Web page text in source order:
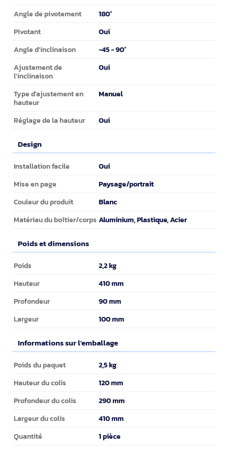
Angle de pivotement
180°
Pivotant Oui
Angle d'inclinaison -45 - 90°
Ajustement de
l'inclinaison
Oui
Type d'ajustement en
hauteur
Manuel
Réglage de la hauteur Oui
Design
Design
Installation facile Oui
Mise en page Paysage/portrait
Couleur du produit Blanc
Matériau du boîtier/corps Aluminium, Plastique, Acier
Poids et dimensions
Poids et dimensions
Poids 2,2 kg
Hauteur 410 mm
Profondeur 90 mm
Largeur 100 mm
Informations sur l'emballage
Informations sur l'emballage
Poids du paquet 2,5 kg
Hauteur du colis 120 mm
Profondeur du colis 290 mm
Largeur du colis 410 mm
Quantité 1 pièce